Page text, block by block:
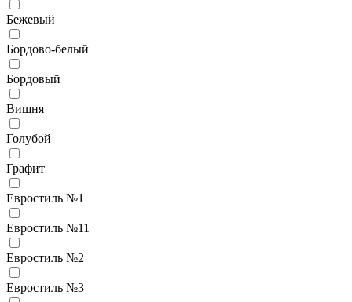
Бежевый
Бордово-белый
Бордовый
Вишня
Голубой
Графит
Евростиль №1
Евростиль №11
Евростиль №2
Евростиль №3